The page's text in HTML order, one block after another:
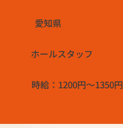
愛知県
ホールスタッフ
時給：1200円～1350円